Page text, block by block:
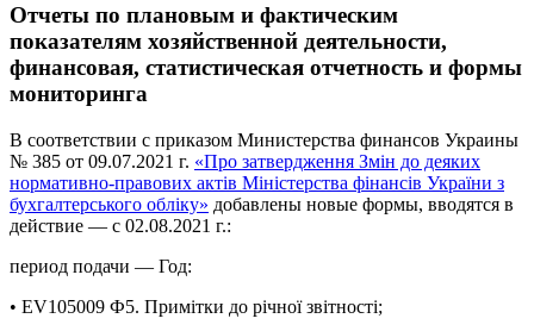
Отчеты по плановым и фактическим
показателям хозяйственной деятельности,
финансовая, статистическая отчетность и формы
мониторинга
В соответствии с приказом Министерства финансов Украины
№ 385 от 09.07.2021 г. «Про затвердження Змін до деяких
нормативно-правових актів Міністерства фінансів України з
бухгалтерського обліку» добавлены новые формы, вводятся в
действие — с 02.08.2021 г.:
период подачи — Год:
• EV105009 Ф5. Примітки до річної звітності;